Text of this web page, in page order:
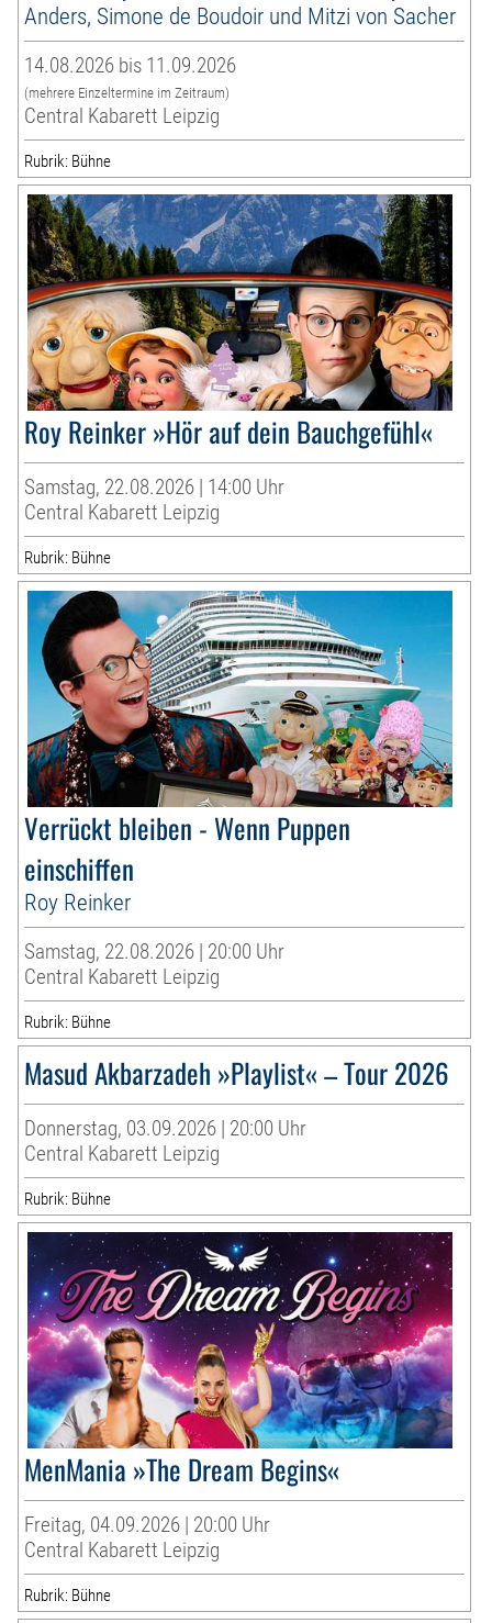
Anders, Simone de Boudoir und Mitzi von Sacher
14.08.2026 bis 11.09.2026
(mehrere Einzeltermine im Zeitraum)
Central Kabarett Leipzig
Rubrik: Bühne
Roy Reinker »Hör auf dein Bauchgefühl«
Samstag, 22.08.2026 | 14:00 Uhr
Central Kabarett Leipzig
Rubrik: Bühne
Verrückt bleiben - Wenn Puppen
einschiffen
Roy Reinker
Samstag, 22.08.2026 | 20:00 Uhr
Central Kabarett Leipzig
Rubrik: Bühne
Masud Akbarzadeh »Playlist« – Tour 2026
Donnerstag, 03.09.2026 | 20:00 Uhr
Central Kabarett Leipzig
Rubrik: Bühne
MenMania »The Dream Begins«
Freitag, 04.09.2026 | 20:00 Uhr
Central Kabarett Leipzig
Rubrik: Bühne